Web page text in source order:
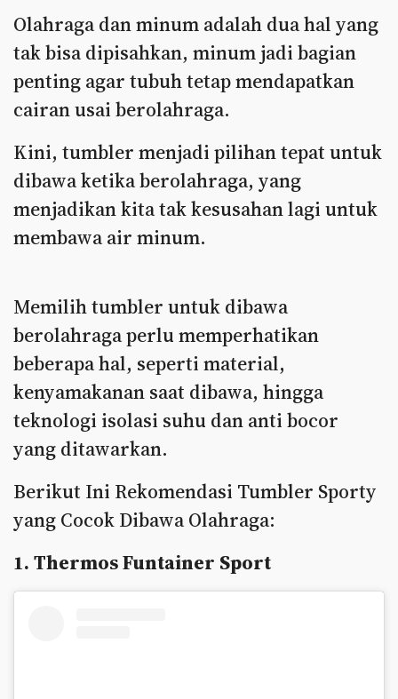
Olahraga dan minum adalah dua hal yang
tak bisa dipisahkan, minum jadi bagian
penting agar tubuh tetap mendapatkan
cairan usai berolahraga.
Kini, tumbler menjadi pilihan tepat untuk
dibawa ketika berolahraga, yang
menjadikan kita tak kesusahan lagi untuk
membawa air minum.
Memilih tumbler untuk dibawa
berolahraga perlu memperhatikan
beberapa hal, seperti material,
kenyamakanan saat dibawa, hingga
teknologi isolasi suhu dan anti bocor
yang ditawarkan.
Berikut Ini Rekomendasi Tumbler Sporty
yang Cocok Dibawa Olahraga:
1. Thermos Funtainer Sport